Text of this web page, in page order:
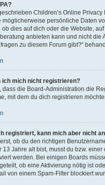
Children’s Online
möglicherweise persönliche Daten
ob dies auf dich oder die Website,
anbieten kann und nicht die
zu diesem Forum gibt?“
ich mich nicht registrieren?
dass die Board-Administration die
mit dem du dich registrieren
registriert, kann mich aber nicht
ob du den richtigen
13 Jahre alt bist, musst du bzw.
werden. Bei einigen Boards
ob eine Aktivierung nötig ist
von einem Spam-Filter blockiert